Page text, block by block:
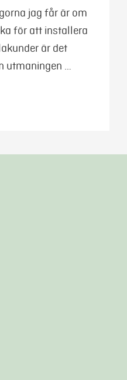
jag får är om
för att installera
är det
utmaningen …